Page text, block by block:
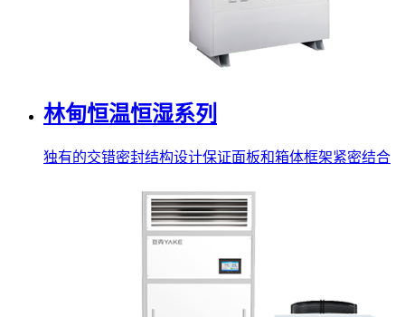
林甸恒温恒湿系列
独有的交错密封结构设计保证面板和箱体框架紧密结合